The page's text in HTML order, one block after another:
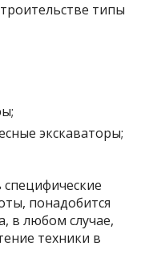
типы
экскаваторы;
понадобится
в любом случае,
техники в